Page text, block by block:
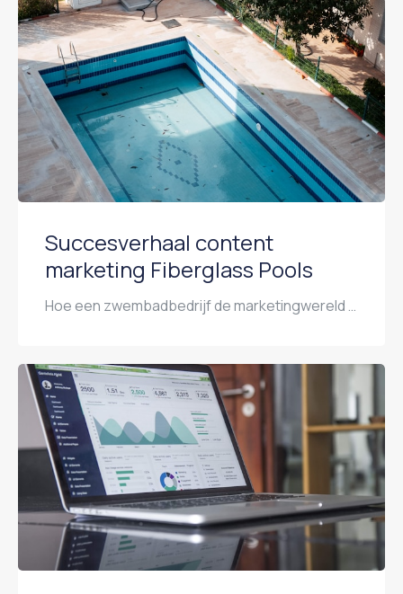
Succesverhaal content
marketing Fiberglass Pools
Hoe een zwembadbedrijf de marketingwereld veranderde het succesverhaal van Fiberglass Pools Stel je voor: je runt een bedrijf in zwembaden en de economie stort in. Verkoop daalt, klanten trekken zich terug en je denkt aan stoppen. Dat was de realiteit voor Marcus Sheridan, eigenaar van River Pools and Spas. Een bedrijf dat zich richtte op […]